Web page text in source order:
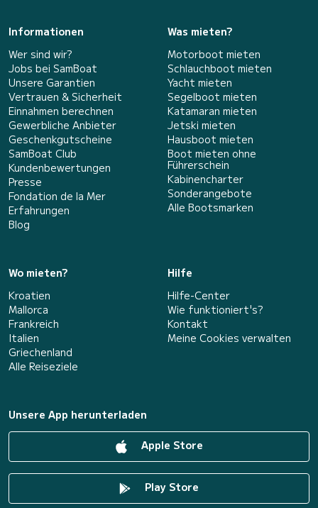
Informationen
Wer sind wir?
Jobs bei SamBoat
Unsere Garantien
Vertrauen & Sicherheit
Einnahmen berechnen
Gewerbliche Anbieter
Geschenkgutscheine
SamBoat Club
Kundenbewertungen
Presse
Fondation de la Mer
Erfahrungen
Blog
Was mieten?
Motorboot mieten
Schlauchboot mieten
Yacht mieten
Segelboot mieten
Katamaran mieten
Jetski mieten
Hausboot mieten
Boot mieten ohne
Führerschein
Kabinencharter
Sonderangebote
Alle Bootsmarken
Wo mieten?
Kroatien
Mallorca
Frankreich
Italien
Griechenland
Alle Reiseziele
Hilfe
Hilfe-Center
Wie funktioniert's?
Kontakt
Meine Cookies verwalten
Unsere App herunterladen
Apple Store
Play Store